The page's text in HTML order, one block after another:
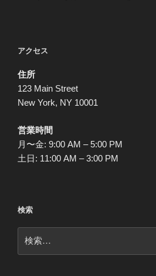
ン
アクセス
住所
123 Main Street
New York, NY 10001
営業時間
月〜金: 9:00 AM – 5:00 PM
土日: 11:00 AM – 3:00 PM
検索
索: